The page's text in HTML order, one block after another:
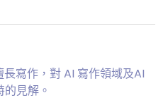
寫作，對 AI 寫作領域及AI
見解。